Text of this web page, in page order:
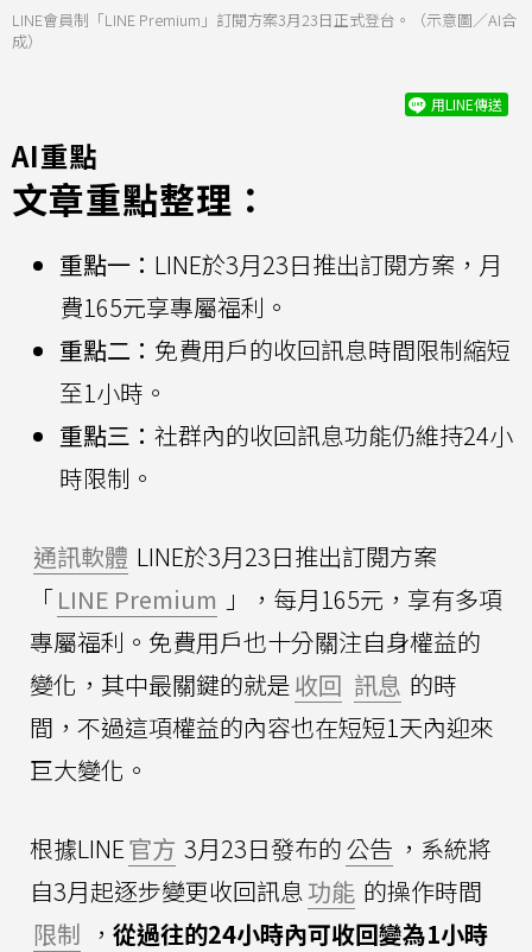
LINE會員制「LINE Premium」訂閱方案3月23日正式登台。（示意圖／AI合
成）
用LINE傳送
AI重點
文章重點整理：
重點一： LINE於3月23日推出訂閱方案，月
費165元享專屬福利。
重點二： 免費用戶的收回訊息時間限制縮短
至1小時。
重點三： 社群內的收回訊息功能仍維持24小
時限制。
通訊軟體 LINE於3月23日推出訂閱方案
「LINE Premium 」，每月165元，享有多項
專屬福利。免費用戶也十分關注自身權益的
變化，其中最關鍵的就是收回 訊息 的時
間，不過這項權益的內容也在短短1天內迎來
巨大變化。
根據LINE官方 3月23日發布的公告 ，系統將
自3月起逐步變更收回訊息功能 的操作時間
限制 ， 從過往的24小時內可收回變為1小時